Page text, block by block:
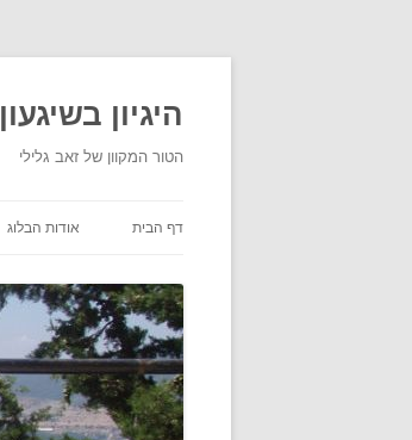
היגיון בשיגעון
הטור המקוון של זאב גלילי
דף הבית אודות הבלוג